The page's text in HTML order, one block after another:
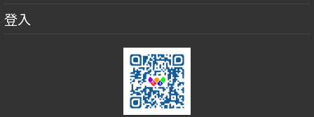
登入